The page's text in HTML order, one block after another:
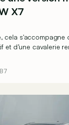
X7
cela s'accompagne
et d’une cavalerie